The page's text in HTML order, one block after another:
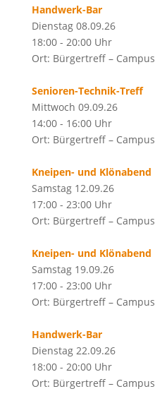
Handwerk-Bar
Dienstag 08.09.26
18:00 - 20:00 Uhr
Ort: Bürgertreff – Campus
Senioren-Technik-Treff
Mittwoch 09.09.26
14:00 - 16:00 Uhr
Ort: Bürgertreff – Campus
Kneipen- und Klönabend
Samstag 12.09.26
17:00 - 23:00 Uhr
Ort: Bürgertreff – Campus
Kneipen- und Klönabend
Samstag 19.09.26
17:00 - 23:00 Uhr
Ort: Bürgertreff – Campus
Handwerk-Bar
Dienstag 22.09.26
18:00 - 20:00 Uhr
Ort: Bürgertreff – Campus